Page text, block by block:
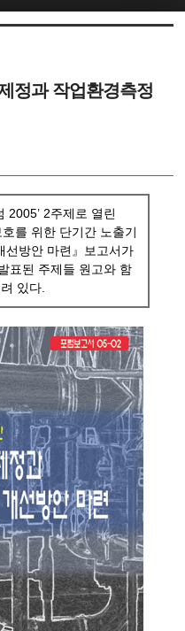
정과 작업환경측정
2005’ 2주제로 열린
를 위한 단기간 노출기
선방안 마련』보고서가
표된 주제들 원고와 함
있다.
치북5
북5